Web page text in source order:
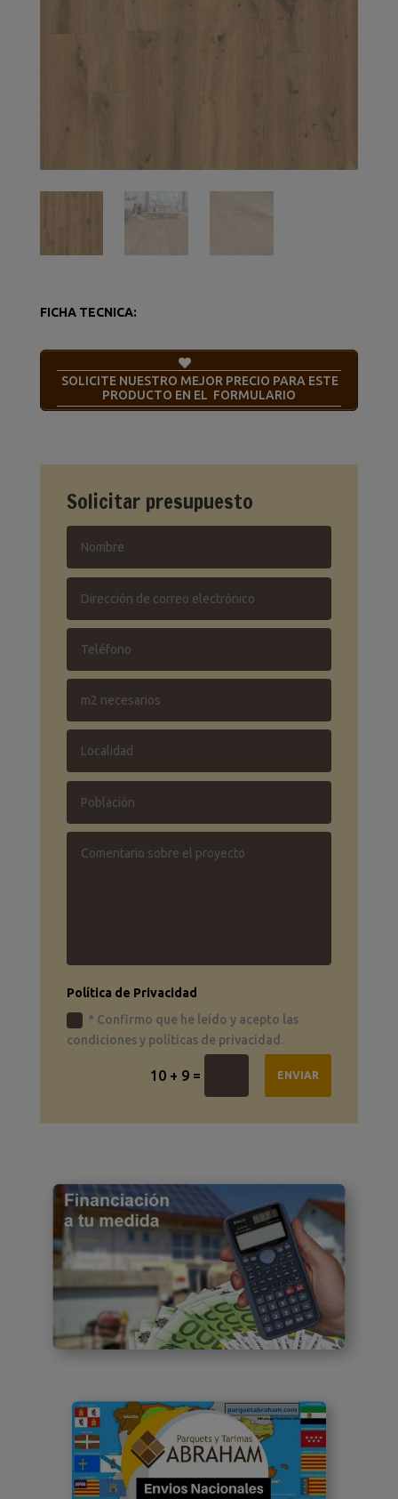
FICHA TECNICA:
SOLICITE NUESTRO MEJOR PRECIO PARA ESTE
PRODUCTO EN EL FORMULARIO
Solicitar presupuesto
Política de Privacidad
* Confirmo que he leído y acepto las
condiciones y políticas de privacidad.
10 + 9 = ENVIAR